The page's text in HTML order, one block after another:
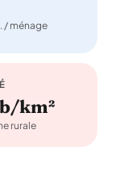
/ ménage
km²
rurale